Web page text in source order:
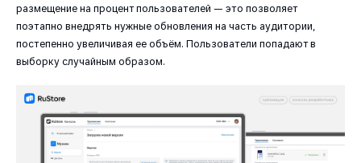
размещение на процент пользователей — это позволяет
поэтапно внедрять нужные обновления на часть аудитории,
постепенно увеличивая ее объём. Пользователи попадают в
выборку случайным образом.